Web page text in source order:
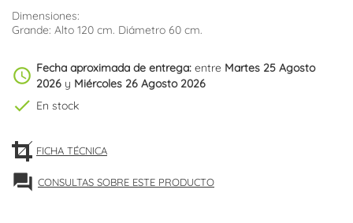
Dimensiones:
Grande: Alto 120 cm. Diámetro 60 cm.
schedule Fecha aproximada de entrega: entre Martes 25 Agosto
2026 y Miércoles 26 Agosto 2026
check En stock
FICHA TÉCNICA
forum CONSULTAS SOBRE ESTE PRODUCTO